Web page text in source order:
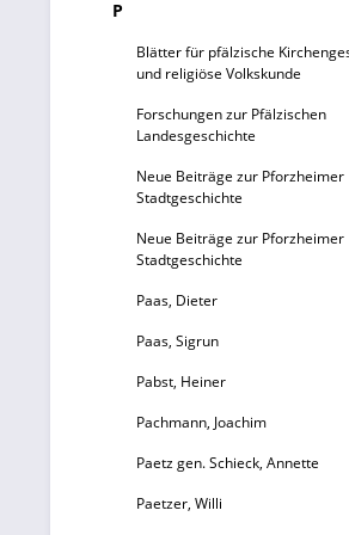
P
Blätter für pfälzische
und religiöse Volkskunde
Forschungen zur Pfälzischen
Landesgeschichte
Neue Beiträge zur Pforzheimer
Stadtgeschichte
Neue Beiträge zur Pforzheimer
Stadtgeschichte
Paas, Dieter
Paas, Sigrun
Pabst, Heiner
Pachmann, Joachim
Paetz gen. Schieck, Annette
Paetzer, Willi